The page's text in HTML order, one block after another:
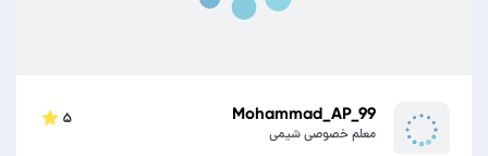
Mohammad_AP_99
معلم خصوصی شیمی
۵